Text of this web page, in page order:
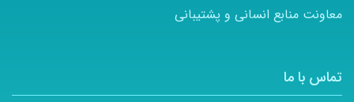
معاونت منابع انسانی و پشتیبانی
تماس با ما